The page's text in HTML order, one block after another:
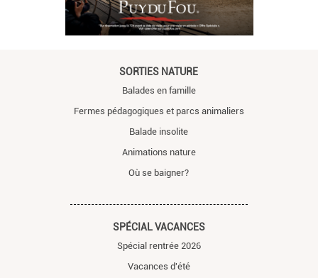
SORTIES NATURE
Balades en famille
Fermes pédagogiques et parcs animaliers
Balade insolite
Animations nature
Où se baigner?
SPÉCIAL VACANCES
Spécial rentrée 2026
Vacances d'été